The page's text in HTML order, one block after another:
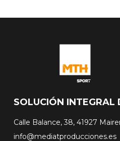
SOLUCIÓN INTEGRAL
Calle Balance, 38, 41927
info@mediatproducciones.es